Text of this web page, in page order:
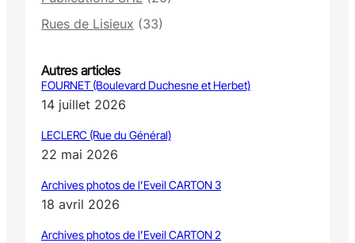
Rues de Lisieux (33)
Autres articles
FOURNET (Boulevard Duchesne et Herbet)
14 juillet 2026
LECLERC (Rue du Général)
22 mai 2026
Archives photos de l’Eveil CARTON 3
18 avril 2026
Archives photos de l’Eveil CARTON 2